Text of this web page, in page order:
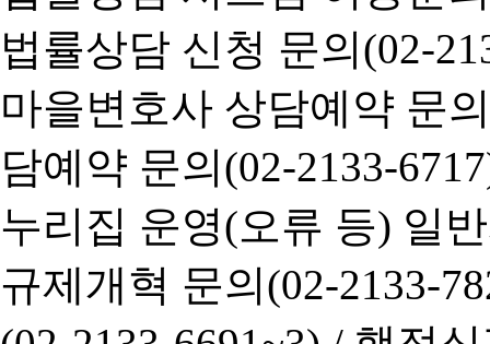
법률상담 신청 문의(02-
마을변호사 상담예약 문
담예약 문의(02-2133-
누리집 운영(오류 등) 일
규제개혁 문의(02-2133-